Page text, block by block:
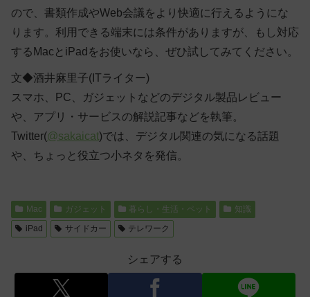
ので、書類作成やWeb会議をより快適に行えるようにな
ります。利用できる端末には条件がありますが、もし対応
するMacとiPadをお使いなら、ぜひ試してみてください。
文◆酒井麻里子(ITライター)
スマホ、PC、ガジェットなどのデジタル製品レビュー
や、アプリ・サービスの解説記事などを執筆。
Twitter(@sakaicat)では、デジタル関連の気になる話題
や、ちょっと役立つ小ネタを発信。
Mac ガジェット 暮らし・生活・ペット
知識
iPad
サイドカー テレワーク
シェアする